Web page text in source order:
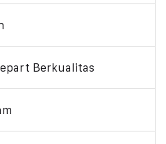
Berkualitas